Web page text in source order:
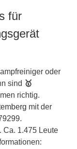
für
oder
sind 🥇
richtig.
mit der
Ca. 1.475 Leute